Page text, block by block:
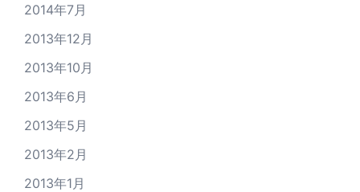
2014年7月
2013年12月
2013年10月
2013年6月
2013年5月
2013年2月
2013年1月